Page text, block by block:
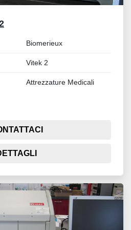
Biomerieux
Vitek 2
Attrezzature Medicali